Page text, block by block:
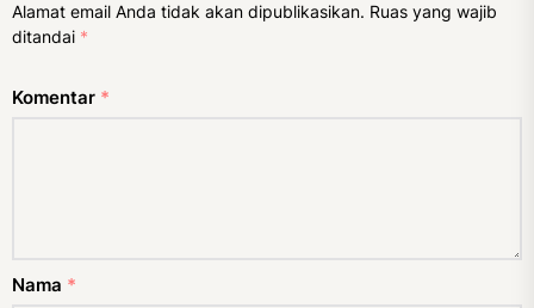
Alamat email Anda tidak akan dipublikasikan. Ruas yang wajib
ditandai *
Komentar *
Nama *